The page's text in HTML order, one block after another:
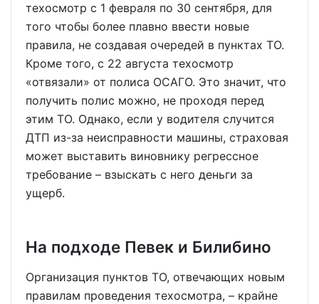
техосмотр с 1 февраля по 30 сентября, для
того чтобы более плавно ввести новые
правила, не создавая очередей в пунктах ТО.
Кроме того, с 22 августа техосмотр
«отвязали» от полиса ОСАГО. Это значит, что
получить полис можно, не проходя перед
этим ТО. Однако, если у водителя случится
ДТП из-за неисправности машины, страховая
может выставить виновнику регрессное
требование – взыскать с него деньги за
ущерб.
На подходе Певек и Билибино
Организация пунктов ТО, отвечающих новым
правилам проведения техосмотра, – крайне